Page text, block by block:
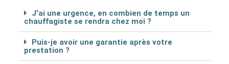
J'ai une urgence, en combien de temps un
chauffagiste se rendra chez moi ?
Puis-je avoir une garantie après votre
prestation ?